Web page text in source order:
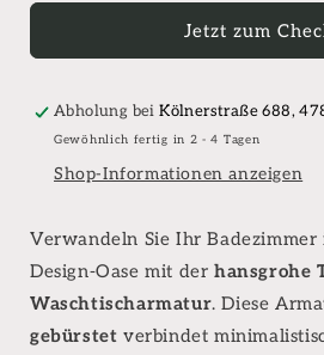
Waschtischarmatur
bronze
gebürstet
bronze
gebürstet
Jetzt zum
Abholung beiKölnerstraße 688,
Gewöhnlich fertig in 2 - 4 Tagen
Shop-Informationen anzeigen
Verwandeln Sie Ihr
Design-Oase mit der hansgrohe
Waschtischarmatur. Diese
gebürstet verbindet